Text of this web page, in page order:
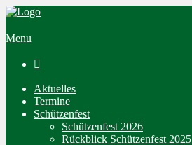
Menu

Aktuelles
Termine
Schützenfest
Schützenfest 2026
Rückblick Schützenfest 2025